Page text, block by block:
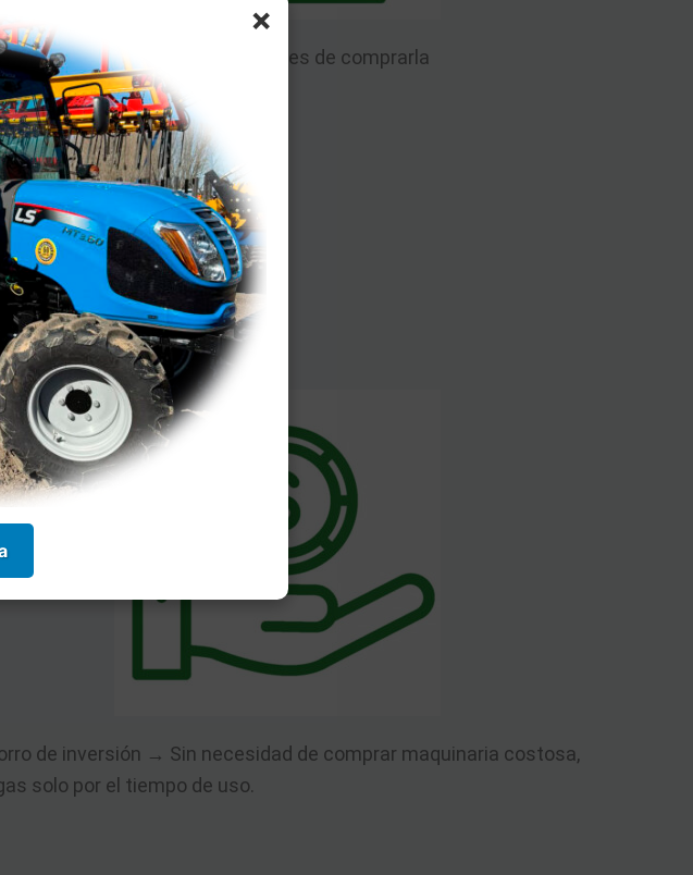
×
de testar maquinaria antes de comprarla
de inversión → Sin necesidad de comprar maquinaria costosa,
solo por el tiempo de uso.